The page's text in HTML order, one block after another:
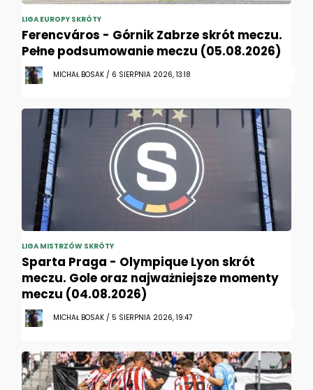
LIGA EUROPY SKRÓTY
Ferencváros - Górnik Zabrze skrót meczu.
Pełne podsumowanie meczu (05.08.2026)
MICHAŁ BOSAK / 6 SIERPNIA 2026, 13:18
LIGA MISTRZÓW SKRÓTY
Sparta Praga - Olympique Lyon skrót
meczu. Gole oraz najważniejsze momenty
meczu (04.08.2026)
MICHAŁ BOSAK / 5 SIERPNIA 2026, 19:47